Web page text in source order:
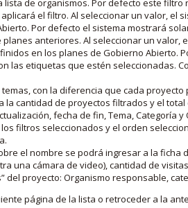
de organismos. Por defecto este
el filtro. Al seleccionar un valor, el
Por defecto el sistema mostrará
anteriores. Al seleccionar un valor,
en los planes de Gobierno
las etiquetas que estén seleccionadas.
con la diferencia que cada
la cantidad de proyectos filtrados y el
fecha de fin, Tema, Categoría y
filtros seleccionados y el orden
el nombre se podrá ingresar a la
una cámara de video), cantidad de
del proyecto: Organismo responsable,
página de la lista o retroceder a la